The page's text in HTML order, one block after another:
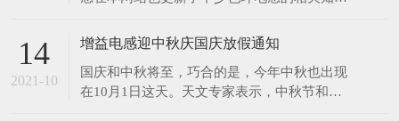
感的相关知识。前两天，有位客户给小编发了
一张图，让小编给他读一下数值，小编在一开
始看到图片的时候没觉得有什么奇怪之处，但
是在帮客户读数值的时候才发现原来这个色环
14
2021-10
增益电感迎中秋庆国庆放假通知
​国庆和中秋将至，巧合的是，今年中秋也出现
在10月1日这天。天文专家表示，中秋节和国